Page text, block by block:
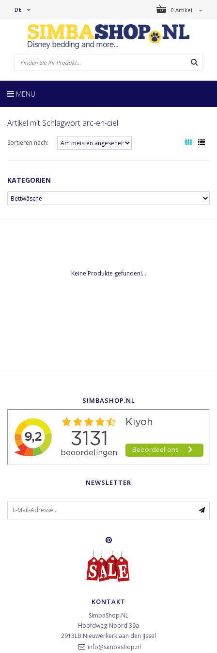
0 Artikel
DE
MENU
Artikel mit Schlagwort arc-en-ciel
Sortieren nach:
KATEGORIEN
Keine Produkte gefunden!...
SIMBASHOP.NL
NEWSLETTER
KONTAKT
SimbaShop.NL
Hoofdweg-Noord 39a
2913LB Nieuwerkerk aan den IJssel
info@simbashop.nl